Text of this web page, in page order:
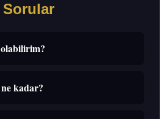
Sorular
olabilirim?
kadar?